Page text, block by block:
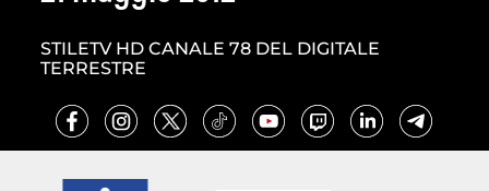
STILETV HD CANALE 78 DEL DIGITALE
TERRESTRE